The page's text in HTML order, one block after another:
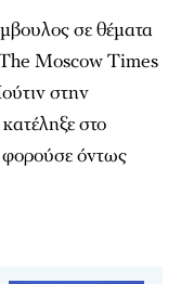
σε θέματα
The Moscow Times
στην
στο
όντως